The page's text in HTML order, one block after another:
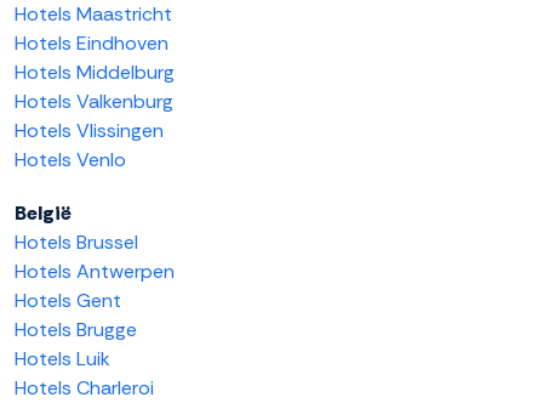
Hotels Maastricht
Hotels Eindhoven
Hotels Middelburg
Hotels Valkenburg
Hotels Vlissingen
Hotels Venlo
België
Hotels Brussel
Hotels Antwerpen
Hotels Gent
Hotels Brugge
Hotels Luik
Hotels Charleroi